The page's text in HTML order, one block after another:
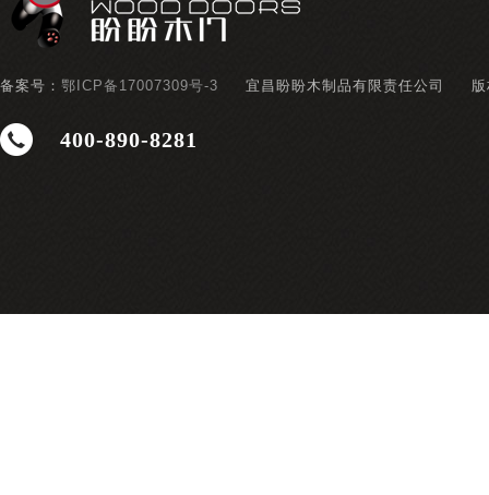
备案号： 鄂ICP备17007309号-3 宜昌盼盼木制品有限责任公司
400-890-8281